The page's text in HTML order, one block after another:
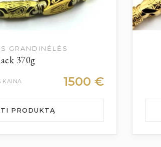
GRANDINĖLĖS
370g
KAINA 1500 €
PRODUKTĄ